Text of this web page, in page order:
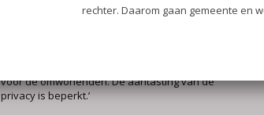
zeker nadelige gevolgen voor de
voor de omwonenden. De aantasting van de
privacy is beperkt.’